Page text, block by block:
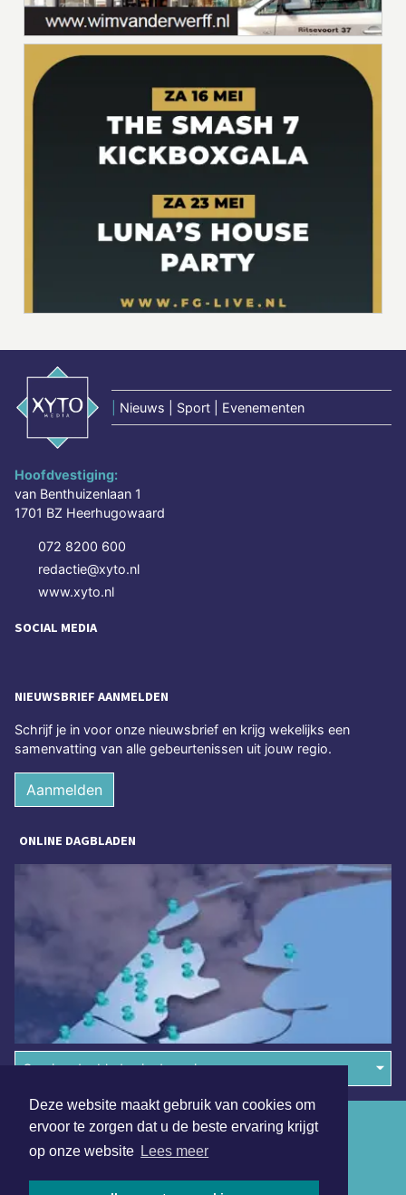
Deze website maakt gebruik van cookies om
ervoor te zorgen dat u de beste ervaring krijgt
op onze website Lees meer
Nieuws | Sport | Evenementen
Hoofdvestiging:
van Benthuizenlaan 1
1701 BZ Heerhugowaard
072 8200 600
redactie@xyto.nl
www.xyto.nl
SOCIAL MEDIA
NIEUWSBRIEF AANMELDEN
Schrijf je in voor onze nieuwsbrief en krijg wekelijks een
samenvatting van alle gebeurtenissen uit jouw regio.
Aanmelden
ONLINE DAGBLADEN
Overige dagbladen in de regio
Algemene voorwaarden
Disclaimer